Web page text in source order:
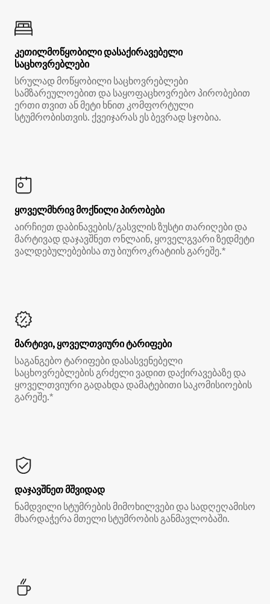
კეთილმოწყობილი დასაქირავებელი
საცხოვრებლები
სრულად მოწყობილი საცხოვრებლები
სამზარეულოებით და საყოფაცხოვრებო პირობებით
ერთი თვით ან მეტი ხნით კომფორტული
სტუმრობისთვის. ქვეიჯარას ეს ბევრად სჯობია.
ყოველმხრივ მოქნილი პირობები
აირჩიეთ დაბინავების/გასვლის ზუსტი თარიღები და
მარტივად დაჯავშნეთ ონლაინ, ყოველგვარი ზედმეტი
ვალდებულებებისა თუ ბიუროკრატიის გარეშე.*
მარტივი, ყოველთვიური ტარიფები
საგანგებო ტარიფები დასასვენებელი
საცხოვრებლების გრძელი ვადით დაქირავებაზე და
ყოველთვიური გადახდა დამატებითი საკომისიოების
გარეშე.*
დაჯავშნეთ მშვიდად
ნამდვილი სტუმრების მიმოხილვები და სადღეღამისო
მხარდაჭერა მთელი სტუმრობის განმავლობაში.